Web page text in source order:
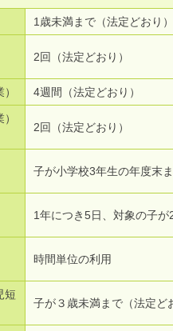
1歳未満まで（法定どおり）
2回（法定どおり）
4週間（法定どおり）
2回（法定どおり）
子が小学校3年生の年度末
1年につき5日、対象の子
時間単位の利用
短
子が３歳未満まで（法定ど